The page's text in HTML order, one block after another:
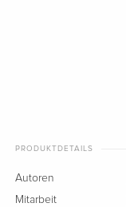
PRODUKTDETAILS
Autoren
Mitarbeit